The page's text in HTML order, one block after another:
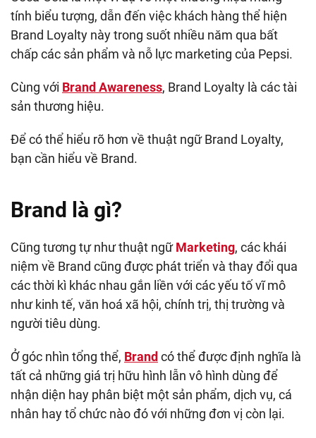
tính biểu tượng, dẫn đến việc khách hàng thể hiện
Brand Loyalty này trong suốt nhiều năm qua bất
chấp các sản phẩm và nỗ lực marketing của Pepsi.
Cùng với Brand Awareness, Brand Loyalty là các tài
sản thương hiệu.
Để có thể hiểu rõ hơn về thuật ngữ Brand Loyalty,
bạn cần hiểu về Brand.
Brand là gì?
Cũng tương tự như thuật ngữMarketing, các khái
niệm về Brand cũng được phát triển và thay đổi qua
các thời kì khác nhau gắn liền với các yếu tố vĩ mô
như kinh tế, văn hoá xã hội, chính trị, thị trường và
người tiêu dùng.
Ở góc nhìn tổng thể, Brandcó thể được định nghĩa là
tất cả những giá trị hữu hình lẫn vô hình dùng để
nhận diện hay phân biệt một sản phẩm, dịch vụ, cá
nhân hay tổ chức nào đó với những đơn vị còn lại.